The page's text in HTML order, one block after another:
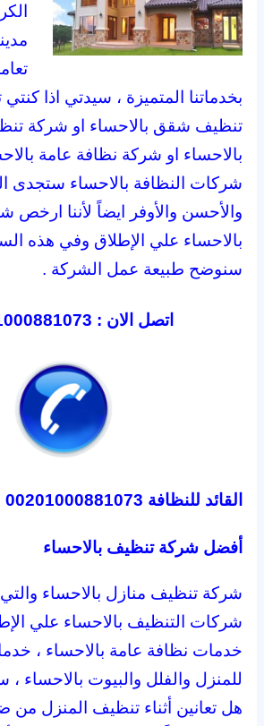
بخدماتنا المتميزة ، سيدتي اذا
تنظيف شقق بالاحساء او شركة
بالاحساء او شركة نظافة عامة
شركات النظافة بالاحساء ستجدى
والأحسن والأوفر ايضاً لأننا
بالاحساء علي الإطلاق وفي هذه
سنوضح طبيعة عمل الشركة .
اتصل الان : 00201000881073
القائد للنظافة 00201000881073
أفضل شركة تنظيف بالاحساء
شركة تنظيف منازل بالاحساء
شركات التنظيف بالاحساء علي
خدمات نظافة عامة بالاحساء ،
للمنزل والفلل والبيوت بالاحساء ،
هل تعانين أثناء تنظيف المنزل